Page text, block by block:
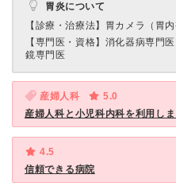
胃炎について
【診療・治療法】 胃カメラ（胃内
【専門医・資格】 消化器病専門
鏡専門医
産婦人科
5.0
産婦人科と小児科内科を利用し
4.5
信頼できる病院